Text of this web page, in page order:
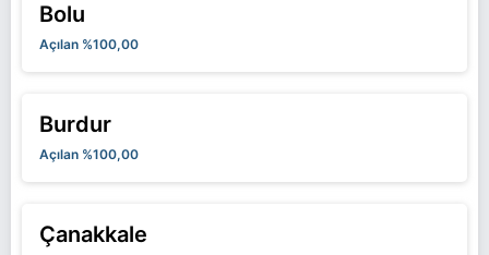
Bolu
Açılan %100,00
Burdur
Açılan %100,00
Çanakkale